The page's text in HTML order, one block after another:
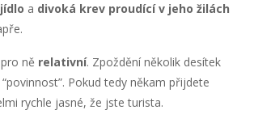
a divoká krev proudící v jeho žilách
ně relativní. Zpoždění několik desítek
Pokud tedy někam přijdete
rychle jasné, že jste turista.